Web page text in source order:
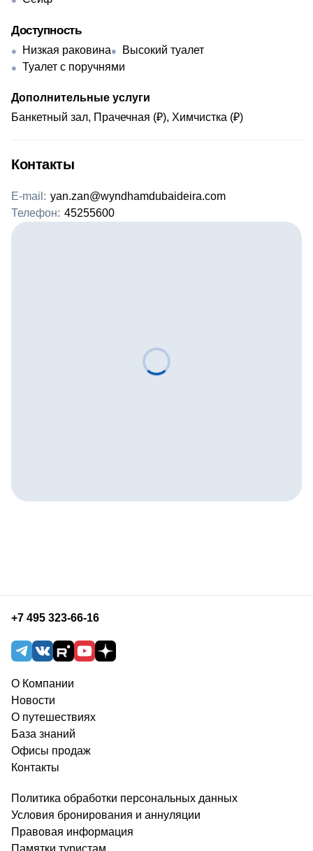
Доступность
Низкая раковина
Высокий туалет
Туалет с поручнями
Дополнительные услуги
Банкетный зал, Прачечная (₽), Химчистка (₽)
Контакты
E-mail: yan.zan@wyndhamdubaideira.com
Телефон: 45255600
+7 495 323-66-16
О Компании
Новости
О путешествиях
База знаний
Офисы продаж
Контакты
Политика обработки персональных данных
Условия бронирования и аннуляции
Правовая информация
Памятки туристам